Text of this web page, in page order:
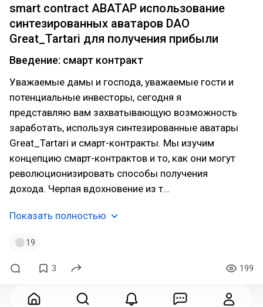
smart contract АВАТАР использование
синтезированных аватаров DAO
Great_Tartari для получения прибыли
Введение: смарт контракт
Уважаемые дамы и господа, уважаемые гости и
потенциальные инвесторы, сегодня я
представляю вам захватывающую возможность
заработать, используя синтезированные аватары
Great_Tartari и смарт-контракты. Мы изучим
концепцию смарт-контрактов и то, как они могут
революционизировать способы получения
дохода. Черпая вдохновение из т…
Показать полностью
19
3 199